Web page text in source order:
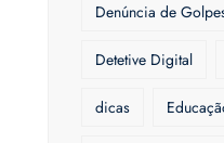
Denúncia de
Detetive Digital
dicas